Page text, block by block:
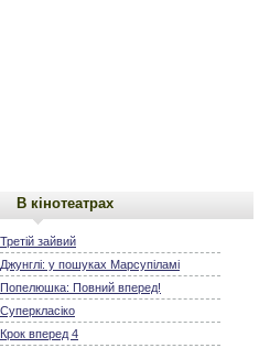
В кінотеатрах
Третій зайвий
Джунглі: у пошуках Марсупіламі
Попелюшка: Повний вперед!
Суперкласіко
Крок вперед 4